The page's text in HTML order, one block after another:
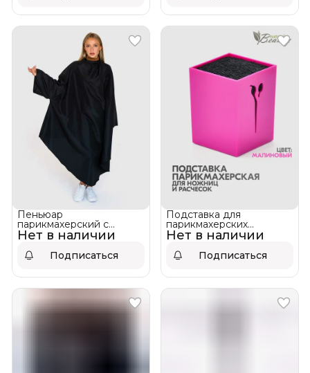
Нет в наличии
Пеньюар
парикмахерский c
рукавами на кнопках
Подписаться
Нет в наличии
Подставка для
парикмахерских
инструментов Mb ❌ НЕТ
Подписаться